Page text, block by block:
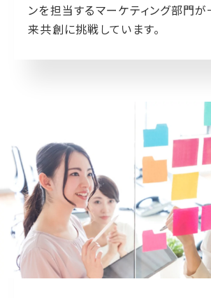
ンを担当するマーケティング部門
来共創に挑戦しています。